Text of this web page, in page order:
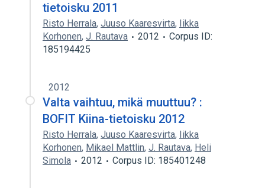
tietoisku 2011
Risto Herrala, Juuso Kaaresvirta, Iikka
Korhonen, J. Rautava 2012
Corpus ID:
185194425
2012
Valta vaihtuu, mikä muuttuu? :
BOFIT Kiina-tietoisku 2012
Risto Herrala, Juuso Kaaresvirta, Iikka
Korhonen, Mikael Mattlin, J. Rautava, Heli
Simola
2012 Corpus ID: 185401248